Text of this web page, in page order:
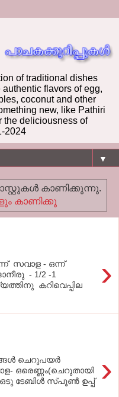
of traditional dishes
flavors of egg,
coconut and other
new, like Pathiri
the deliciousness of
2024
▼
കാണിക്കുന്നു.
കാണിക്കൂ
›
സവാള - ഒന്ന്
- 1/2 -1
കറിവെപ്പില
›
ചെറുപയര്‍
ഒരെണ്ണം(ചെറുതായി
ടേബിള്‍ സ്‌പൂണ്‍ ഉപ്പ്‌